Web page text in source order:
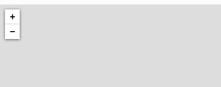
04 Phan Châu Trinh, Q.Hải Châu, TP.Đà Nẵng
Công Ty TNHH Thương Mại Tổng Hợp
Nguyễn Đức Hào
+
−